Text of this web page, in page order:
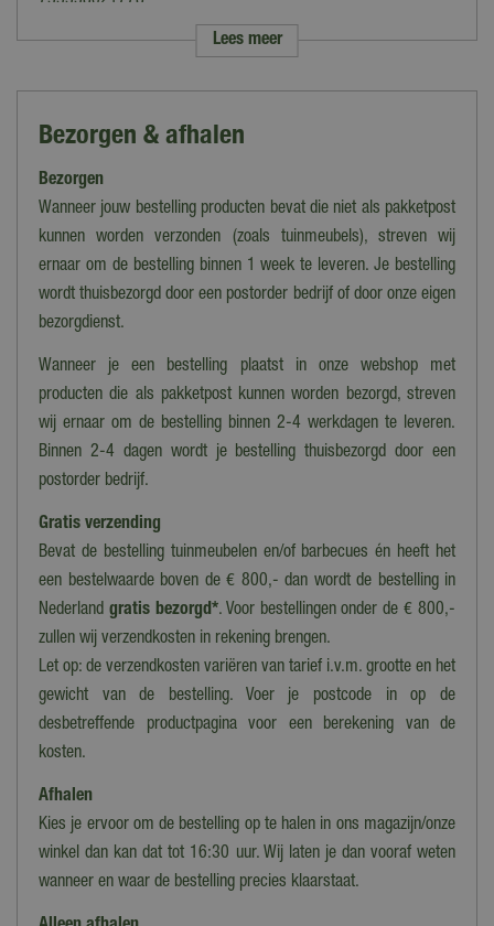
Merk
Geuren & Parfum
Type
Vloeistof
Lees meer
Bezorgen & afhalen
Bezorgen
Wanneer jouw bestelling producten bevat die niet als pakketpost
kunnen worden verzonden (zoals tuinmeubels), streven wij
ernaar om de bestelling binnen 1 week te leveren. Je bestelling
wordt thuisbezorgd door een postorder bedrijf of door onze eigen
bezorgdienst.
Wanneer je een bestelling plaatst in onze webshop met
producten die als pakketpost kunnen worden bezorgd, streven
wij ernaar om de bestelling binnen 2-4 werkdagen te leveren.
Binnen 2-4 dagen wordt je bestelling thuisbezorgd door een
postorder bedrijf.
Gratis verzending
Bevat de bestelling tuinmeubelen en/of barbecues én heeft het
een bestelwaarde boven de € 800,- dan wordt de bestelling in
Nederland gratis bezorgd*. Voor bestellingen onder de € 800,-
zullen wij verzendkosten in rekening brengen.
Let op: de verzendkosten variëren van tarief i.v.m. grootte en het
gewicht van de bestelling. Voer je postcode in op de
desbetreffende productpagina voor een berekening van de
kosten.
Afhalen
Kies je ervoor om de bestelling op te halen in ons magazijn/onze
winkel dan kan dat tot 16:30 uur. Wij laten je dan vooraf weten
wanneer en waar de bestelling precies klaarstaat.